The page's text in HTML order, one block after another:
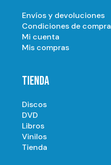
Envíos y devoluciones
Condiciones de compra
Mi cuenta
Mis compras
TIENDA
Discos
DVD
Libros
Vinilos
Tienda